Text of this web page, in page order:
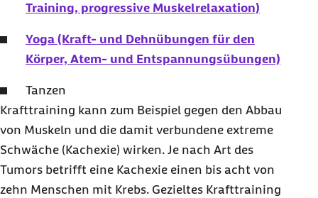
Training, progressive Muskelrelaxation)
Yoga (Kraft- und Dehnübungen für den
Körper, Atem- und Entspannungsübungen)
Tanzen
Krafttraining kann zum Beispiel gegen den Abbau
von Muskeln und die damit verbundene extreme
Schwäche (Kachexie) wirken. Je nach Art des
Tumors betrifft eine Kachexie einen bis acht von
zehn Menschen mit Krebs. Gezieltes Krafttraining